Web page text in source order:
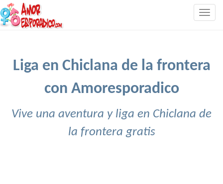
Liga en Chiclana de la frontera
con Amoresporadico
Vive una aventura y liga en Chiclana de
la frontera gratis